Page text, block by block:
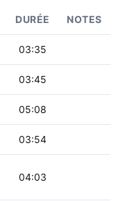
DURÉE NOTES
03:35
03:45
05:08
03:54
04:03